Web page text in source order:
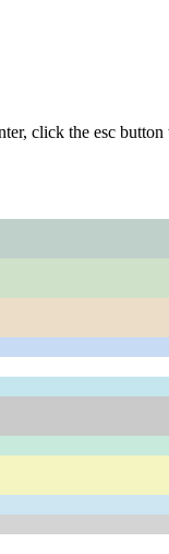
click the esc button